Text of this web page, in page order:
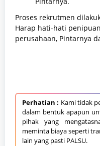
Proses rekrutmen
Harap hati-hati
perusahaan, Pintarnya
Perhatian : Kami tidak
dalam bentuk apapun
pihak yang
meminta biaya seperti
lain yang pasti PALSU.